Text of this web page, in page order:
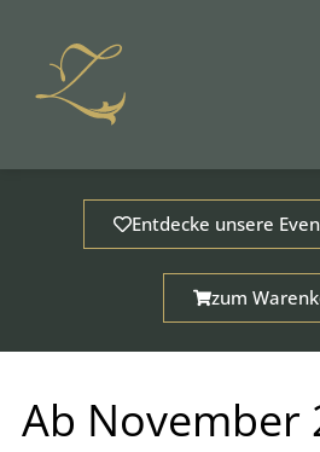
springen
Entdecke unsere
zum
Ab November